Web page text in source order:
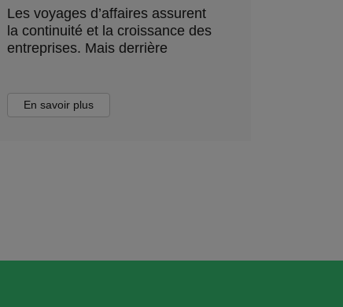
Les voyages d’affaires assurent
la continuité et la croissance des
entreprises. Mais derrière
En savoir plus